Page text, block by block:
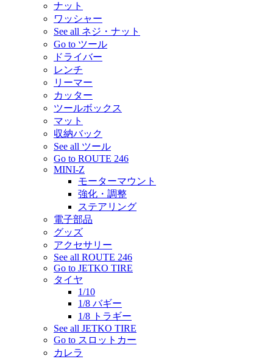
ナット
ワッシャー
See all ネジ・ナット
Go to ツール
ドライバー
レンチ
リーマー
カッター
ツールボックス
マット
収納バック
See all ツール
Go to ROUTE 246
MINI-Z
モーターマウント
強化・調整
ステアリング
電子部品
グッズ
アクセサリー
See all ROUTE 246
Go to JETKO TIRE
タイヤ
1/10
1/8 バギー
1/8 トラギー
See all JETKO TIRE
Go to スロットカー
カレラ